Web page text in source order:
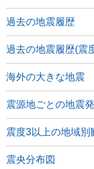
過去の地震履歴
過去の地震履歴(震
海外の大きな地震
震源地ごとの地震
震度3以上の地域別
震央分布図